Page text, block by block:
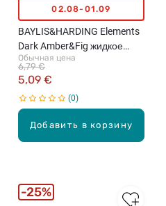
Добавить в корзину
02.08-01.09
BAYLIS&HARDING Elements
Dark Amber&Fig жидкое
мыло для рук, 500мл
Обычная цена
5,09 €
6,79 €
0
25%